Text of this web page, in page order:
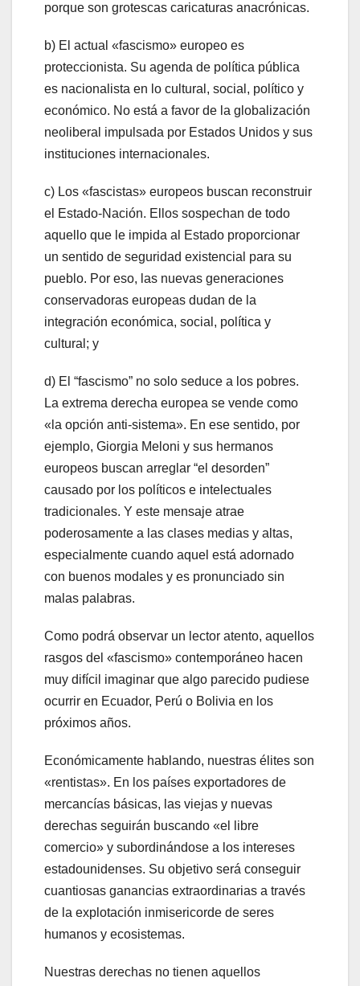
porque son grotescas caricaturas anacrónicas.
b) El actual «fascismo» europeo es
proteccionista. Su agenda de política pública
es nacionalista en lo cultural, social, político y
económico. No está a favor de la globalización
neoliberal impulsada por Estados Unidos y sus
instituciones internacionales.
c) Los «fascistas» europeos buscan reconstruir
el Estado-Nación. Ellos sospechan de todo
aquello que le impida al Estado proporcionar
un sentido de seguridad existencial para su
pueblo. Por eso, las nuevas generaciones
conservadoras europeas dudan de la
integración económica, social, política y
cultural; y
d) El “fascismo” no solo seduce a los pobres.
La extrema derecha europea se vende como
«la opción anti-sistema». En ese sentido, por
ejemplo, Giorgia Meloni y sus hermanos
europeos buscan arreglar “el desorden”
causado por los políticos e intelectuales
tradicionales. Y este mensaje atrae
poderosamente a las clases medias y altas,
especialmente cuando aquel está adornado
con buenos modales y es pronunciado sin
malas palabras.
Como podrá observar un lector atento, aquellos
rasgos del «fascismo» contemporáneo hacen
muy difícil imaginar que algo parecido pudiese
ocurrir en Ecuador, Perú o Bolivia en los
próximos años.
Económicamente hablando, nuestras élites son
«rentistas». En los países exportadores de
mercancías básicas, las viejas y nuevas
derechas seguirán buscando «el libre
comercio» y subordinándose a los intereses
estadounidenses. Su objetivo será conseguir
cuantiosas ganancias extraordinarias a través
de la explotación inmisericorde de seres
humanos y ecosistemas.
Nuestras derechas no tienen aquellos